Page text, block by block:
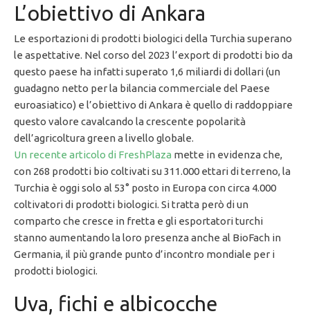
L’obiettivo di Ankara
Le esportazioni di prodotti biologici della Turchia superano
le aspettative. Nel corso del 2023 l’export di prodotti bio da
questo paese ha infatti superato 1,6 miliardi di dollari (un
guadagno netto per la bilancia commerciale del Paese
euroasiatico) e l’obiettivo di Ankara è quello di raddoppiare
questo valore cavalcando la crescente popolarità
dell’agricoltura green a livello globale.
Un recente articolo di FreshPlaza mette in evidenza che,
con 268 prodotti bio coltivati su 311.000 ettari di terreno, la
Turchia è oggi solo al 53° posto in Europa con circa 4.000
coltivatori di prodotti biologici. Si tratta però di un
comparto che cresce in fretta e gli esportatori turchi
stanno aumentando la loro presenza anche al BioFach in
Germania, il più grande punto d’incontro mondiale per i
prodotti biologici.
Uva, fichi e albicocche